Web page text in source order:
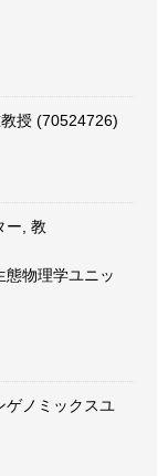
授 (70524726)
ー, 教
物理学ユニッ
ゲノミックスユ